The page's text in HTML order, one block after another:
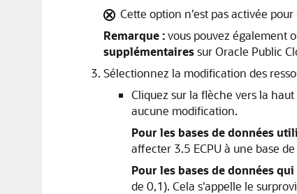
Cette option n'est pas activée
Remarque :vous pouvez également
supplémentairessur Oracle Public
Sélectionnez la modification des
Cliquez sur la flèche vers la
aucune modification.
Pour les bases de données
affecter 3.5 ECPU à une base
Pour les bases de données
de 0,1). Cela s'appelle le